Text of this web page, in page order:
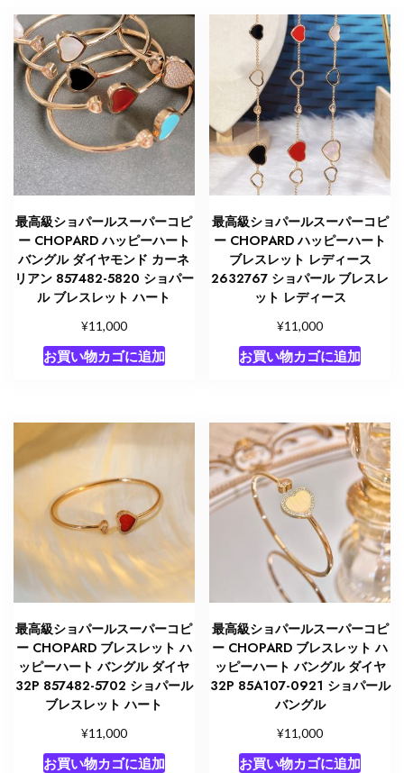
最高級ショパールスーパーコピ
ー CHOPARD ハッピーハート
バングル ダイヤモンド カーネ
リアン 857482-5820 ショパー
ル ブレスレット ハート
¥11,000
お買い物カゴに追加
最高級ショパールスーパーコピ
ー CHOPARD ハッピーハート
ブレスレット レディース
2632767 ショパール ブレスレ
ット レディース
¥11,000
お買い物カゴに追加
最高級ショパールスーパーコピ
ー CHOPARD ブレスレット ハ
ッピーハート バングル ダイヤ
32P 857482-5702 ショパール
ブレスレット ハート
¥11,000
お買い物カゴに追加
最高級ショパールスーパーコピ
ー CHOPARD ブレスレット ハ
ッピーハート バングル ダイヤ
32P 85A107-0921 ショパール
バングル
¥11,000
お買い物カゴに追加